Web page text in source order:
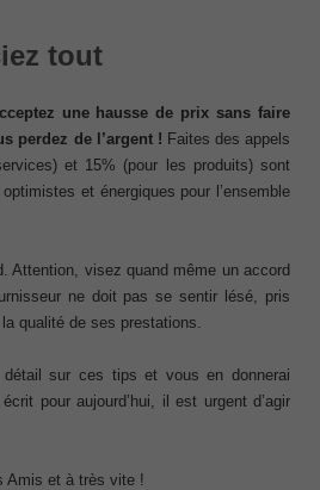
tout
une hausse de prix sans faire
perdez de l’argent ! Faites des appels
et 15% (pour les produits) sont
et énergiques pour l’ensemble
Attention, visez quand même un accord
ne doit pas se sentir lésé, pris
qualité de ses prestations.
sur ces tips et vous en donnerai
pour aujourd’hui, il est urgent d’agir
Amis et à très vite !